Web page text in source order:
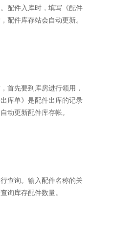
配件入库时，填写《配件
配件库存站会自动更新。
首先要到库房进行领用，
库单》是配件出库的记录
动更新配件库存帐。
查询。输入配件名称的关
询库存配件数量。